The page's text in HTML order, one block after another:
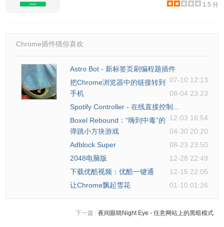
1.5 分
Chrome插件猜你喜欢
Astro Bot - 新标签页刷编程题插件
07-10 12:13
把Chrome浏览器中的链接转到
手机
08-04 23:23
Spotify Controller - 在线直接控制...
12-03 16:54
Boxel Rebound：“嗨到中毒”的
弹跳小方块游戏
04-30 20:20
Adblock Super
08-23 23:50
2048电脑版
12-28 22:49
下载优酷视频：优酷一键通
12-15 22:05
让Chrome飘起雪花
01-10 01:26
下一篇 : 夜间眼睛Night Eye - 任意网站上的黑暗模式